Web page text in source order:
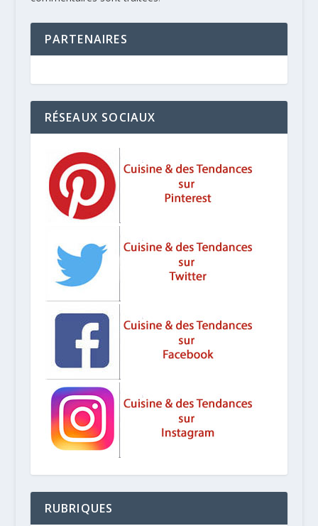
PARTENAIRES
RÉSEAUX SOCIAUX
RUBRIQUES